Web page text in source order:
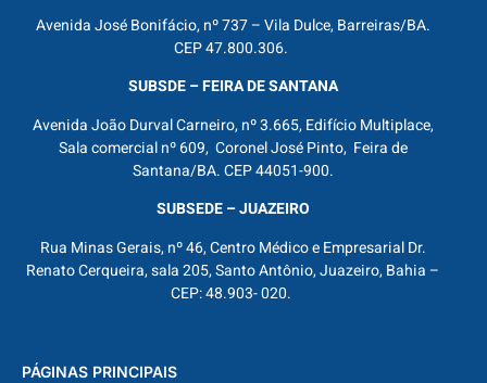
Avenida José Bonifácio, nº 737 – Vila Dulce, Barreiras/BA.
CEP 47.800.306.
SUBSDE – FEIRA DE SANTANA
Avenida João Durval Carneiro, nº 3.665, Edifício Multiplace,
Sala comercial nº 609, Coronel José Pinto, Feira de
Santana/BA. CEP 44051-900.
SUBSEDE – JUAZEIRO
Rua Minas Gerais, nº 46, Centro Médico e Empresarial Dr.
Renato Cerqueira, sala 205, Santo Antônio, Juazeiro, Bahia –
CEP: 48.903- 020.
PÁGINAS PRINCIPAIS